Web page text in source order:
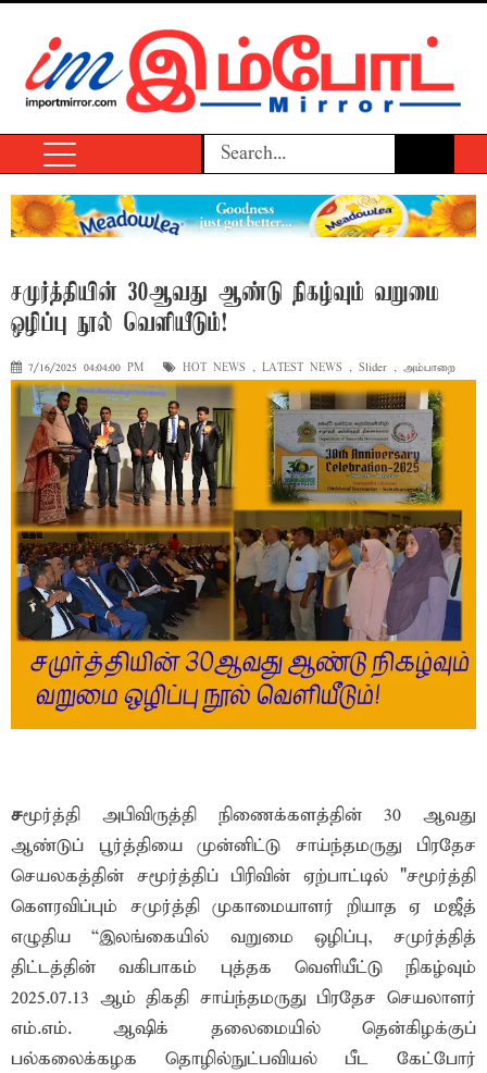
சமுர்த்தியின் 30ஆவது ஆண்டு நிகழ்வும் வறுமை
ஒழிப்பு நூல் வெளியீடும்!
7/16/2025 04:04:00 PM HOT NEWS , LATEST NEWS , Slider , அம்பாறை
சமூர்த்தி அபிவிருத்தி நிணைக்களத்தின் 30 ஆவது
ஆண்டுப் பூர்த்தியை முன்னிட்டு சாய்ந்தமருது பிரதேச
செயலகத்தின் சமூர்த்திப் பிரிவின் ஏற்பாட்டில் "சமூர்த்தி
கௌரவிப்பும் சமுர்த்தி முகாமையாளர் றியாத ஏ மஜீத்
எழுதிய “இலங்கையில் வறுமை ஒழிப்பு, சமுர்த்தித்
திட்டத்தின் வகிபாகம் புத்தக வெளியீட்டு நிகழ்வும்
2025.07.13 ஆம் திகதி சாய்ந்தமருது பிரதேச செயலாளர்
எம்.எம். ஆஷிக் தலைமையில் தென்கிழக்குப்
பல்கலைக்கழக தொழில்நுட்பவியல் பீட கேட்போர்